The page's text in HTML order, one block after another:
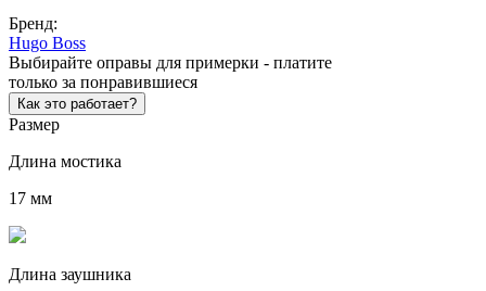
Бренд:
Hugo Boss
Выбирайте оправы для примерки - платите
только за понравившиеся
Как это работает?
Размер
Длина мостика
17 мм
Длина заушника